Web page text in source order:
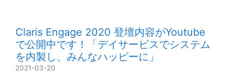
Claris Engage 2020 登壇内容がYoutube
で公開中です！「デイサービスでシステム
を内製し、みんなハッピーに」
2021-03-20